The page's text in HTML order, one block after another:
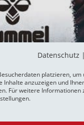
Datenschutz |
platzieren, um
anzuzeigen und
Für weitere Informationen